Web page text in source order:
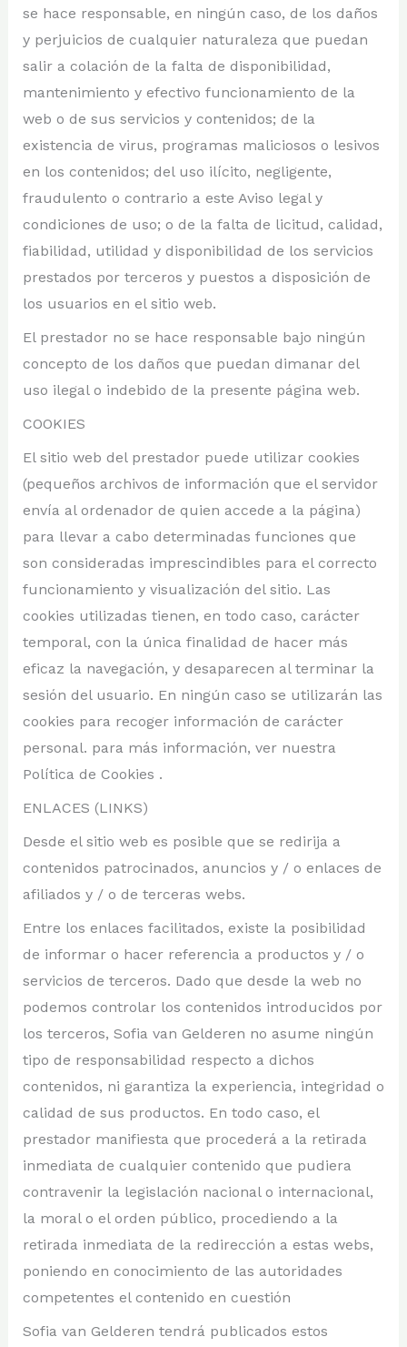
se hace responsable, en ningún caso, de los daños
y perjuicios de cualquier naturaleza que puedan
salir a colación de la falta de disponibilidad,
mantenimiento y efectivo funcionamiento de la
web o de sus servicios y contenidos; de la
existencia de virus, programas maliciosos o lesivos
en los contenidos; del uso ilícito, negligente,
fraudulento o contrario a este Aviso legal y
condiciones de uso; o de la falta de licitud, calidad,
fiabilidad, utilidad y disponibilidad de los servicios
prestados por terceros y puestos a disposición de
los usuarios en el sitio web.
El prestador no se hace responsable bajo ningún
concepto de los daños que puedan dimanar del
uso ilegal o indebido de la presente página web.
COOKIES
El sitio web del prestador puede utilizar cookies
(pequeños archivos de información que el servidor
envía al ordenador de quien accede a la página)
para llevar a cabo determinadas funciones que
son consideradas imprescindibles para el correcto
funcionamiento y visualización del sitio. Las
cookies utilizadas tienen, en todo caso, carácter
temporal, con la única finalidad de hacer más
eficaz la navegación, y desaparecen al terminar la
sesión del usuario. En ningún caso se utilizarán las
cookies para recoger información de carácter
personal. para más información, ver nuestra
Política de Cookies .
ENLACES (LINKS)
Desde el sitio web es posible que se redirija a
contenidos patrocinados, anuncios y / o enlaces de
afiliados y / o de terceras webs.
Entre los enlaces facilitados, existe la posibilidad
de informar o hacer referencia a productos y / o
servicios de terceros. Dado que desde la web no
podemos controlar los contenidos introducidos por
los terceros, Sofia van Gelderen no asume ningún
tipo de responsabilidad respecto a dichos
contenidos, ni garantiza la experiencia, integridad o
calidad de sus productos. En todo caso, el
prestador manifiesta que procederá a la retirada
inmediata de cualquier contenido que pudiera
contravenir la legislación nacional o internacional,
la moral o el orden público, procediendo a la
retirada inmediata de la redirección a estas webs,
poniendo en conocimiento de las autoridades
competentes el contenido en cuestión
Sofia van Gelderen tendrá publicados estos